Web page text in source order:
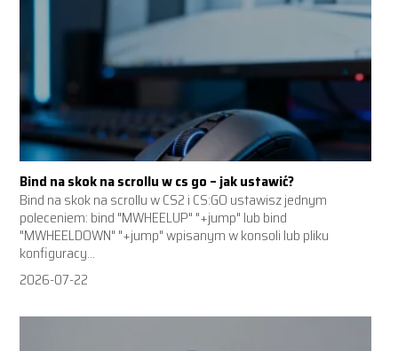
Bind na skok na scrollu w cs go – jak ustawić?
Bind na skok na scrollu w CS2 i CS:GO ustawisz jednym
poleceniem: bind "MWHEELUP" "+jump" lub bind
"MWHEELDOWN" "+jump" wpisanym w konsoli lub pliku
konfiguracy...
2026-07-22